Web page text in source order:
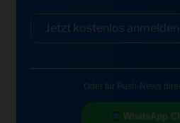
Jetzt kostenlos anmelden
Oder für Push-News
WhatsApp